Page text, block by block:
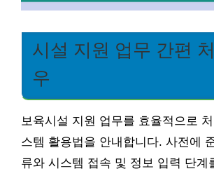
시설 지원 업무 간편
우
보육시설 지원 업무를 효율적으로 처
스템 활용법을 안내합니다. 사전에
류와 시스템 접속 및 정보 입력 단계